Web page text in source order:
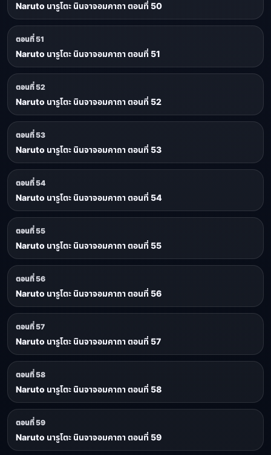
Naruto นารูโตะ นินจาจอมคาถา ตอนที่ 50
ตอนที่ 51
Naruto นารูโตะ นินจาจอมคาถา ตอนที่ 51
ตอนที่ 52
Naruto นารูโตะ นินจาจอมคาถา ตอนที่ 52
ตอนที่ 53
Naruto นารูโตะ นินจาจอมคาถา ตอนที่ 53
ตอนที่ 54
Naruto นารูโตะ นินจาจอมคาถา ตอนที่ 54
ตอนที่ 55
Naruto นารูโตะ นินจาจอมคาถา ตอนที่ 55
ตอนที่ 56
Naruto นารูโตะ นินจาจอมคาถา ตอนที่ 56
ตอนที่ 57
Naruto นารูโตะ นินจาจอมคาถา ตอนที่ 57
ตอนที่ 58
Naruto นารูโตะ นินจาจอมคาถา ตอนที่ 58
ตอนที่ 59
Naruto นารูโตะ นินจาจอมคาถา ตอนที่ 59